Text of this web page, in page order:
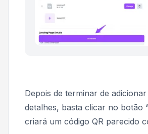
Depois de terminar de
detalhes, basta clicar no botão
criará um código QR parecido